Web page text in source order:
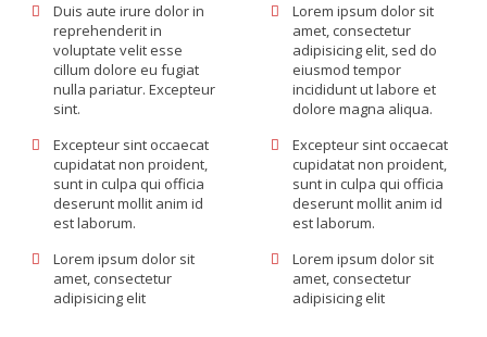
Duis aute irure dolor in
reprehenderit in
voluptate velit esse
cillum dolore eu fugiat
nulla pariatur. Excepteur
sint.
Lorem ipsum dolor sit
amet, consectetur
adipisicing elit, sed do
eiusmod tempor
incididunt ut labore et
dolore magna aliqua.
Excepteur sint occaecat
cupidatat non proident,
sunt in culpa qui officia
deserunt mollit anim id
est laborum.
Excepteur sint occaecat
cupidatat non proident,
sunt in culpa qui officia
deserunt mollit anim id
est laborum.
Lorem ipsum dolor sit
amet, consectetur
adipisicing elit
Lorem ipsum dolor sit
amet, consectetur
adipisicing elit